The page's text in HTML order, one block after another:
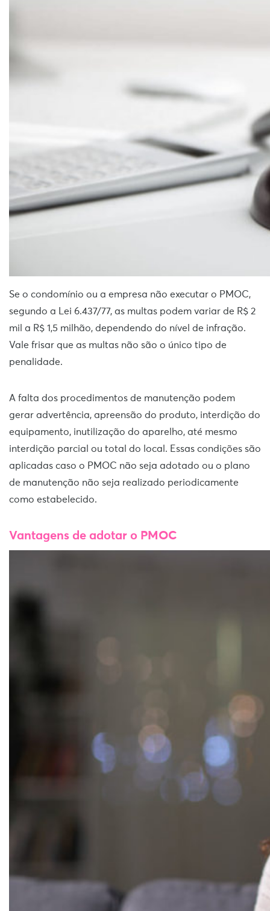
Se o condomínio ou a empresa não executar o PMOC,
segundo a Lei 6.437/77, as multas podem variar de R$ 2
mil a R$ 1,5 milhão, dependendo do nível de infração.
Vale frisar que as multas não são o único tipo de
penalidade.
A falta dos procedimentos de manutenção podem
gerar advertência, apreensão do produto, interdição do
equipamento, inutilização do aparelho, até mesmo
interdição parcial ou total do local. Essas condições são
aplicadas caso o PMOC não seja adotado ou o plano
de manutenção não seja realizado periodicamente
como estabelecido.
Vantagens de adotar o PMOC